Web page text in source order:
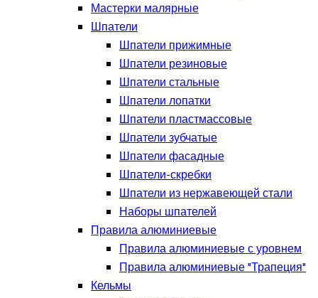
Мастерки малярные
Шпатели
Шпатели прижимные
Шпатели резиновые
Шпатели стальные
Шпатели лопатки
Шпатели пластмассовые
Шпатели зубчатые
Шпатели фасадные
Шпатели-скребки
Шпатели из нержавеющей стали
Наборы шпателей
Правила алюминиевые
Правила алюминиевые с уровнем
Правила алюминиевые "Трапеция"
Кельмы